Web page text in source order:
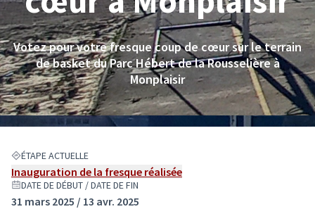
Votez pour votre fresque coup de cœur sur le terrain
de basket du Parc Hébert de la Rousselière à
Monplaisir
ÉTAPE ACTUELLE
Inauguration de la fresque réalisée
DATE DE DÉBUT / DATE DE FIN
31 mars 2025 / 13 avr. 2025